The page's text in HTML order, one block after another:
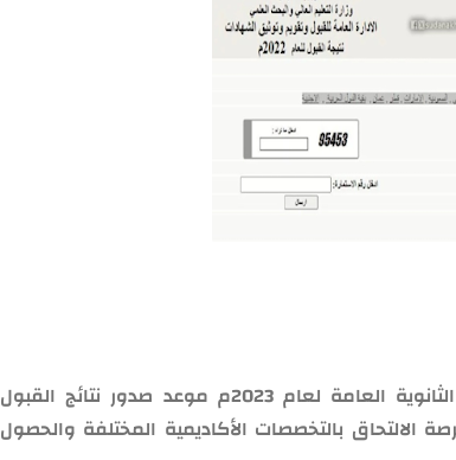
ينتظر آلاف الطلاب في السودان الذين أنهوا مرحلة الثانوية العامة لعام 2023م موعد صدور نتائج القبول
والتي تتيح لهم فرصة الالتحاق بالتخصصات الأكاديمية المختلفة والحصول